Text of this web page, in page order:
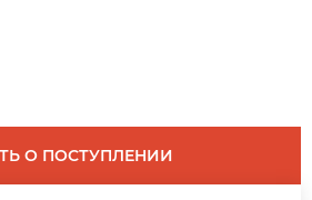
О ПОСТУПЛЕНИИ